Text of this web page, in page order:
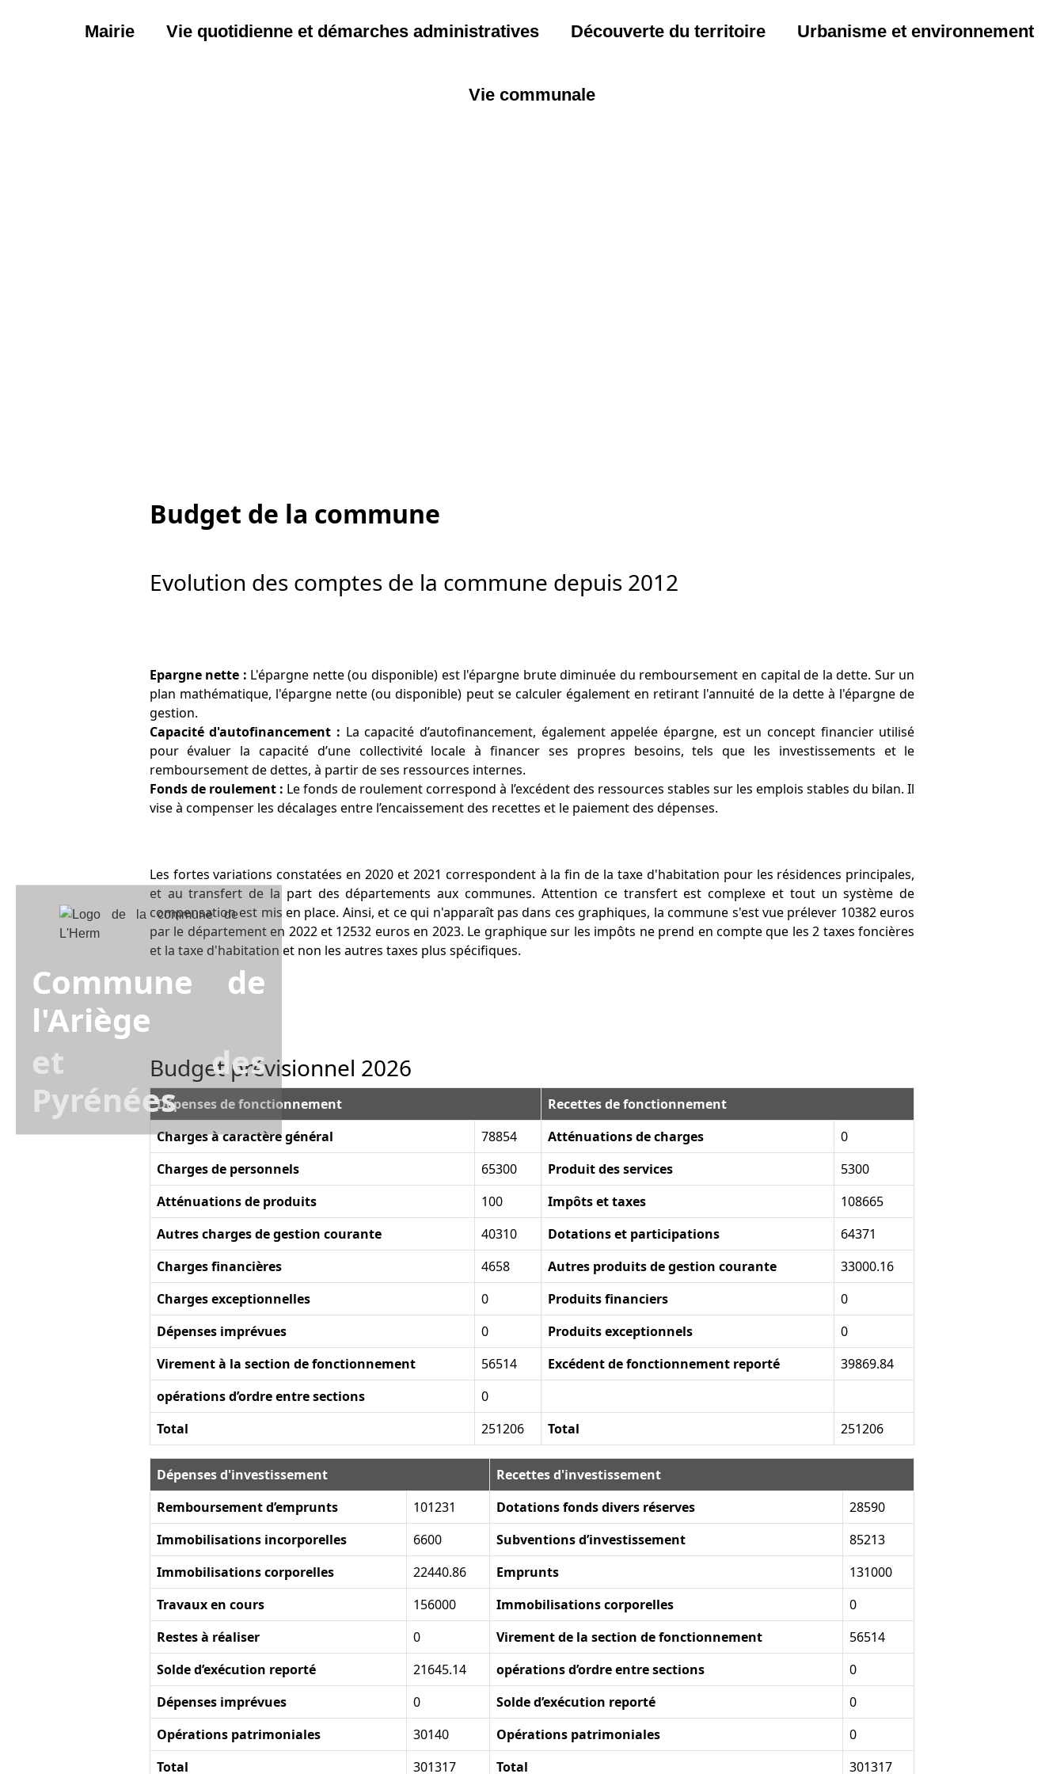
Mairie Vie quotidienne et démarches administratives Découverte du territoire Urbanisme et environnement
Vie communale
Commune de
l'Ariège
et des
Pyrénées
Budget de la commune
Evolution des comptes de la commune depuis 2012
Epargne nette : L'épargne nette (ou disponible) est l'épargne brute diminuée du remboursement en capital de la dette. Sur un
plan mathématique, l'épargne nette (ou disponible) peut se calculer également en retirant l'annuité de la dette à l'épargne de
gestion.
Capacité d'autofinancement : La capacité d’autofinancement, également appelée épargne, est un concept financier utilisé
pour évaluer la capacité d’une collectivité locale à financer ses propres besoins, tels que les investissements et le
remboursement de dettes, à partir de ses ressources internes.
Fonds de roulement : Le fonds de roulement correspond à l’excédent des ressources stables sur les emplois stables du bilan. Il
vise à compenser les décalages entre l’encaissement des recettes et le paiement des dépenses.
Les fortes variations constatées en 2020 et 2021 correspondent à la fin de la taxe d'habitation pour les résidences principales,
et au transfert de la part des départements aux communes. Attention ce transfert est complexe et tout un système de
compensation est mis en place. Ainsi, et ce qui n'apparaît pas dans ces graphiques, la commune s'est vue prélever 10382 euros
par le département en 2022 et 12532 euros en 2023. Le graphique sur les impôts ne prend en compte que les 2 taxes foncières
et la taxe d'habitation et non les autres taxes plus spécifiques.
Budget prévisionnel 2026
Dépenses de fonctionnement
Recettes de fonctionnement
Charges à caractère général
78854 Atténuations de charges
0
Charges de personnels
65300 Produit des services
5300
Atténuations de produits
100 Impôts et taxes
108665
Autres charges de gestion courante
40310 Dotations et participations
64371
Charges financières
4658 Autres produits de gestion courante
33000.16
Charges exceptionnelles
0 Produits financiers
0
Dépenses imprévues
0 Produits exceptionnels
0
Virement à la section de fonctionnement
56514 Excédent de fonctionnement reporté
39869.84
opérations d’ordre entre sections
0
Total
251206 Total 251206
Dépenses d'investissement
Recettes d'investissement
Remboursement d’emprunts
101231 Dotations fonds divers réserves
28590
Immobilisations incorporelles
6600 Subventions d’investissement
85213
Immobilisations corporelles
22440.86 Emprunts
131000
Travaux en cours
156000 Immobilisations corporelles
0
Restes à réaliser
0 Virement de la section de fonctionnement
56514
Solde d’exécution reporté
21645.14 opérations d’ordre entre sections
0
Dépenses imprévues
0 Solde d’exécution reporté
0
Opérations patrimoniales
30140 Opérations patrimoniales
0
Total
301317 Total 301317